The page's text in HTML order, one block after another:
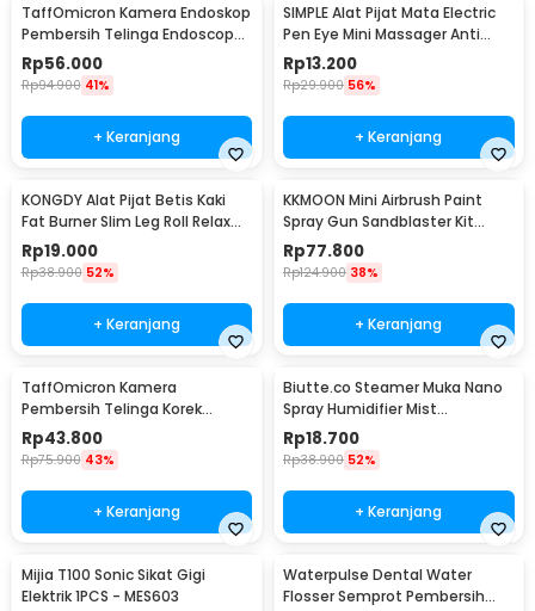
TaffOmicron Kamera Endoskop
Pembersih Telinga Endoscope
USB 3 in 1 - i96
Rp56.000
Rp94.900 41%
+ Keranjang
SIMPLE Alat Pijat Mata Electric
Pen Eye Mini Massager Anti
Aging - SM17
Rp13.200
Rp29.900 56%
+ Keranjang
KONGDY Alat Pijat Betis Kaki
Fat Burner Slim Leg Roll Relax
Massager - 301
Rp19.000
Rp38.900 52%
+ Keranjang
KKMOON Mini Airbrush Paint
Spray Gun Sandblaster Kit
Single Action - TD-138
Rp77.800
Rp124.900 38%
+ Keranjang
TaffOmicron Kamera
Pembersih Telinga Korek
Kuping Endoscope HD USB - EU-
0
Rp43.800
Rp75.900 43%
+ Keranjang
Biutte.co Steamer Muka Nano
Spray Humidifier Mist
Atomization - L-2
Rp18.700
Rp38.900 52%
+ Keranjang
Mijia T100 Sonic Sikat Gigi
Elektrik 1PCS - MES603
Waterpulse Dental Water
Flosser Semprot Pembersih